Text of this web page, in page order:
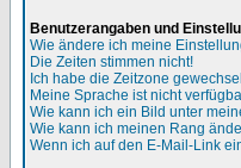
Benutzerangaben und
Wie ändere ich meine
Die Zeiten stimmen nicht!
Ich habe die Zeitzone
Meine Sprache ist nicht
Wie kann ich ein Bild unter
Wie kann ich meinen Rang
Wenn ich auf den E-Mail-Link